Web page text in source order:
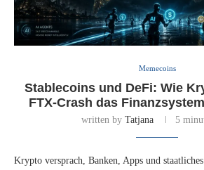
Memecoins
Stablecoins und DeFi: Wie
FTX-Crash das
written by Tatjana 5
Krypto versprach, Banken, Apps und